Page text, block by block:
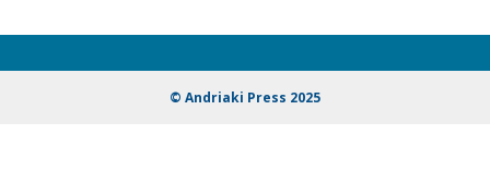
© Andriaki Press 2025